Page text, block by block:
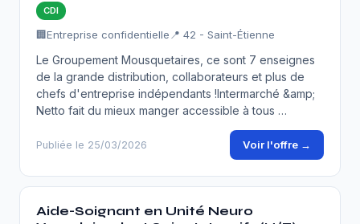
CDI
🏢Entreprise confidentielle 📍 42 - Saint-Étienne
Le Groupement Mousquetaires, ce sont 7 enseignes
de la grande distribution, collaborateurs et plus de
chefs d'entreprise indépendants !Intermarché &amp;
Netto fait du mieux manger accessible à tous …
Publiée le 25/03/2026 Voir l'offre →
Aide-Soignant en Unité Neuro